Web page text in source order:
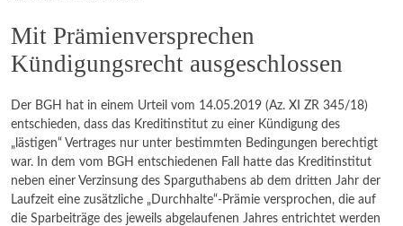
Mit Prämienversprechen
Kündigungsrecht ausgeschlossen
Der BGH hat in einem Urteil vom 14.05.2019 (Az. XI ZR 345/18)
entschieden, dass das Kreditinstitut zu einer Kündigung des
„lästigen“ Vertrages nur unter bestimmten Bedingungen berechtigt
war. In dem vom BGH entschiedenen Fall hatte das Kreditinstitut
neben einer Verzinsung des Sparguthabens ab dem dritten Jahr der
Laufzeit eine zusätzliche „Durchhalte“-Prämie versprochen, die auf
die Sparbeiträge des jeweils abgelaufenen Jahres entrichtet werden